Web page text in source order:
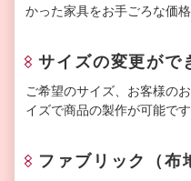
かった家具をお手ごろな価
サイズの変更がで
ご希望のサイズ、お客様の
イズで商品の製作が可能です
ファブリック（布